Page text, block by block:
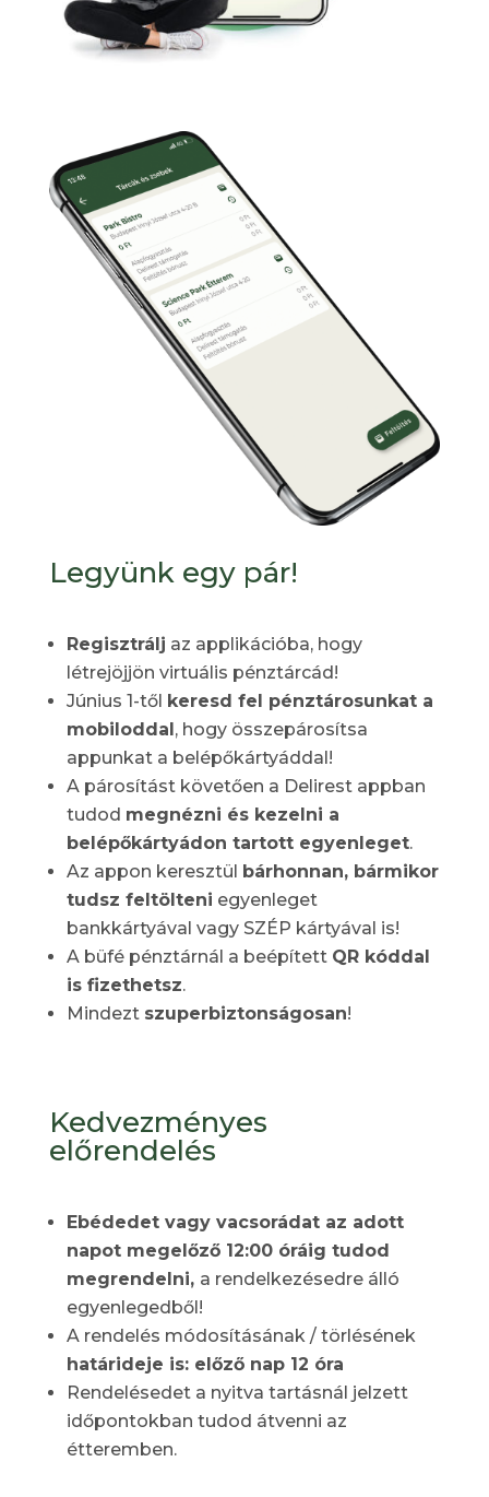
Legyünk egy pár!
Regisztrálj az applikációba, hogy
létrejöjjön virtuális pénztárcád!
Június 1-től keresd fel pénztárosunkat a
mobiloddal, hogy összepárosítsa
appunkat a belépőkártyáddal!
A párosítást követően a Delirest appban
tudod megnézni és kezelni a
belépőkártyádon tartott egyenleget.
Az appon keresztül bárhonnan, bármikor
tudsz feltölteni egyenleget
bankkártyával vagy SZÉP kártyával is!
A büfé pénztárnál a beépített QR kóddal
is fizethetsz.
Mindezt szuperbiztonságosan!
Kedvezményes
előrendelés
Ebédedet vagy vacsorádat az adott
napot megelőző 12:00 óráig tudod
megrendelni, a rendelkezésedre álló
egyenlegedből!
A rendelés módosításának / törlésének
határideje is: előző nap 12 óra
Rendelésedet a nyitva tartásnál jelzett
időpontokban tudod átvenni az
étteremben.